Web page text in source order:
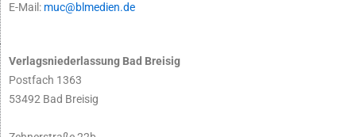
E-Mail: muc@blmedien.de
Verlagsniederlassung Bad Breisig
Postfach 1363
53492 Bad Breisig